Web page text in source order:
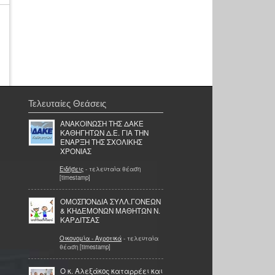
Τελευταίες Θεάσεις
ΑΝΑΚΟΙΝΩΣΗ ΤΗΣ ΔΑΚΕ
ΚΑΘΗΓΗΤΩΝ Δ.Ε. ΓΙΑ ΤΗΝ
ΕΝΑΡΞΗ ΤΗΣ ΣΧΟΛΙΚΗΣ
ΧΡΟΝΙΑΣ
Ειδήσεις - τελευταία θέαση
[timestamp]
ΟΜΟΣΠΟΝΔΙΑ ΣΥΛΛ.ΓΟΝΕΩΝ
& ΚΗΔΕΜΟΝΩΝ ΜΑΘΗΤΩΝ Ν.
ΚΑΡΔΙΤΣΑΣ
Οικονομία - Αγροτικά - τελευταία
θέαση [timestamp]
Ο κ. Αλεξάκος καταρρέει και